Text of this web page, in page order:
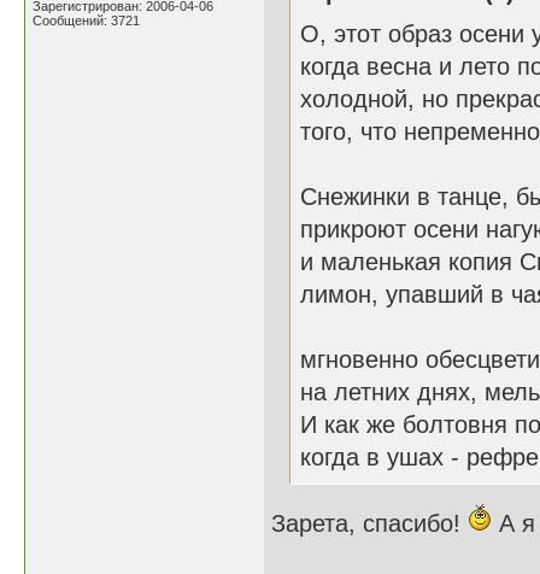
Зарегистрирован: 2006-04-06
Сообщений: 3721
О, этот образ осени
когда весна и лето
холодной, но
того, что
Снежинки в танце,
прикроют осени
и маленькая копия
лимон, упавший в
мгновенно
на летних днях,
И как же болтовня
когда в ушах -
Зарета, спасибо! А я